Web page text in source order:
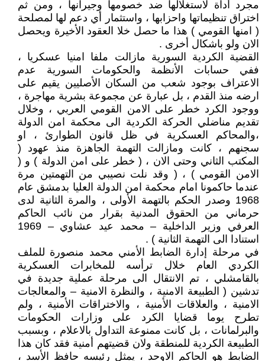
مجرد أداة لاستغلالها ضد خصومها وجيرانها ، ومن ثم
اختراق تنظيماتها واحزابها ، واستثمار أي دعم لها لمصلحة
( امنها القومي ) هذا ما حصل خلا العقود الأخيرة ويحصل
الان ولو باشكال أخرى .
القضية الكردية السورية مازالت ملفا امنيا عسكريا ،
ففي حسابات الأنظمة والحكومات السورية عدم
الاعتراف بوجود شعب من السكان الأصليين يقيم على
ارضه منذ القدم ، بل عبارة عن مجموعة بشرية مهاجرة ،
ووجود الكرد خطر على الامن القومي العربي ، وخلال
تقديم مناضلي الحركة الكردية الى محكمة امن الدولة
،والمحاكم العسكرية في ظل قانون الطوارئ ، او
سجنهم ، كانت ومازالت التهمة الجاهزة منذ عهود (
المكتب الثاني وحتى الان ، ( خطر على امن الدولة ) و (
الامن القومي ) ، ( وقد نلت نصيبي من التهمتين مرة
عندما حاكمونا امام محكمة امن الدولة العليا بدمشق عام
1968 وصدر الحكم بالتهمة الأولى ، والمرة الثانية لدى
حرماني من الحقوق المدنية بقرار من نائب الحاكم
العرفي وزير الداخلية – محمد عيد عشاوي – 1969
استنادا الى التهمة الثانية ) .
في مرحلة إدارة الضابط الأمني محمد منصورة للملف
الكردي العام خلال ترأسه للمخابرات العسكرية
بالقامشلي ، تم الانتقال الى مرحلة عملية جديدة في
تدشين ( الطبيعة الامنية ، والنظرة الامنية – والمعالجات
الامنية ، والعلاقات الأمنية ، والاختراقات الأمنية ، ولم
تطرح يوما قضايا الكرد على وزارات الحكومات
والبرلمانات ، بل كانت ممنوعة التداول بالاعلام ، وبسبب
الطبيعة الكردية للمنطقة ولان قضيتهم أمنية فقد كان هذا
الضابط هو الحاكم الاوحد ، يمثل رئيسه حافظ الأسد ،